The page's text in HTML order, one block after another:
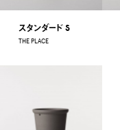
スタンダード S
THE PLACE